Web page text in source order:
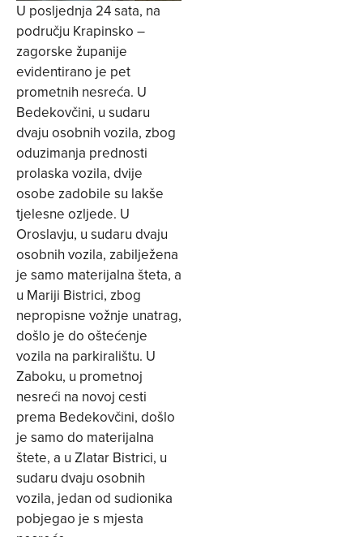
U posljednja 24 sata, na
području Krapinsko –
zagorske županije
evidentirano je pet
prometnih nesreća. U
Bedekovčini, u sudaru
dvaju osobnih vozila, zbog
oduzimanja prednosti
prolaska vozila, dvije
osobe zadobile su lakše
tjelesne ozljede. U
Oroslavju, u sudaru dvaju
osobnih vozila, zabilježena
je samo materijalna šteta, a
u Mariji Bistrici, zbog
nepropisne vožnje unatrag,
došlo je do oštećenje
vozila na parkiralištu. U
Zaboku, u prometnoj
nesreći na novoj cesti
prema Bedekovčini, došlo
je samo do materijalna
štete, a u Zlatar Bistrici, u
sudaru dvaju osobnih
vozila, jedan od sudionika
pobjegao je s mjesta